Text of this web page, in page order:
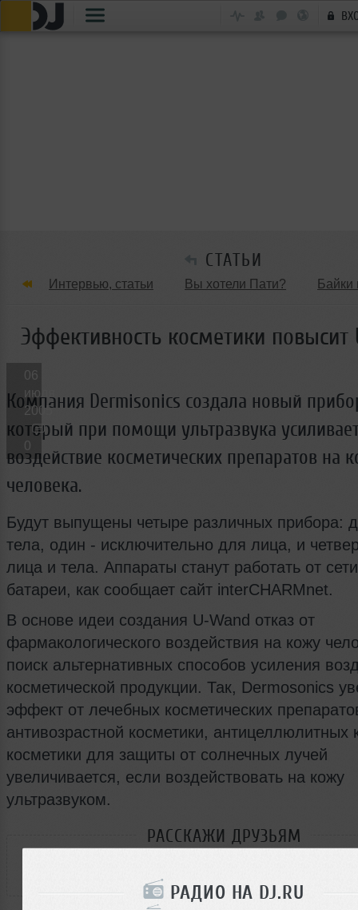
РАДИО НА DJ.RU
СТАТЬИ
Интервью, статьи Вы хотели Пати? Байки
Танцевальные стили Обзоры Вечеринок и
Эффективность косметики повысит
06
июля
2005
0
Компания Dermisonics создала новый
который при помощи ультразвука
воздействие косметических препаратов на
человека.
Будут выпущены четыре различных прибора:
тела, один - исключительно для лица, и
лица и тела. Аппараты станут работать от
батареи, как сообщает сайт interCHARMnet.
В основе идеи создания U-Wand отказ от
фармакологического воздействия на кожу
поиск альтернативных способов усиления
косметической продукции. Так, Dermosonics
эффект от лечебных косметических
антивозрастной косметики, антицеллюлитных
косметики для защиты от солнечных лучей
увеличивается, если воздействовать на кожу
ультразвуком.
РАССКАЖИ ДРУЗЬЯМ